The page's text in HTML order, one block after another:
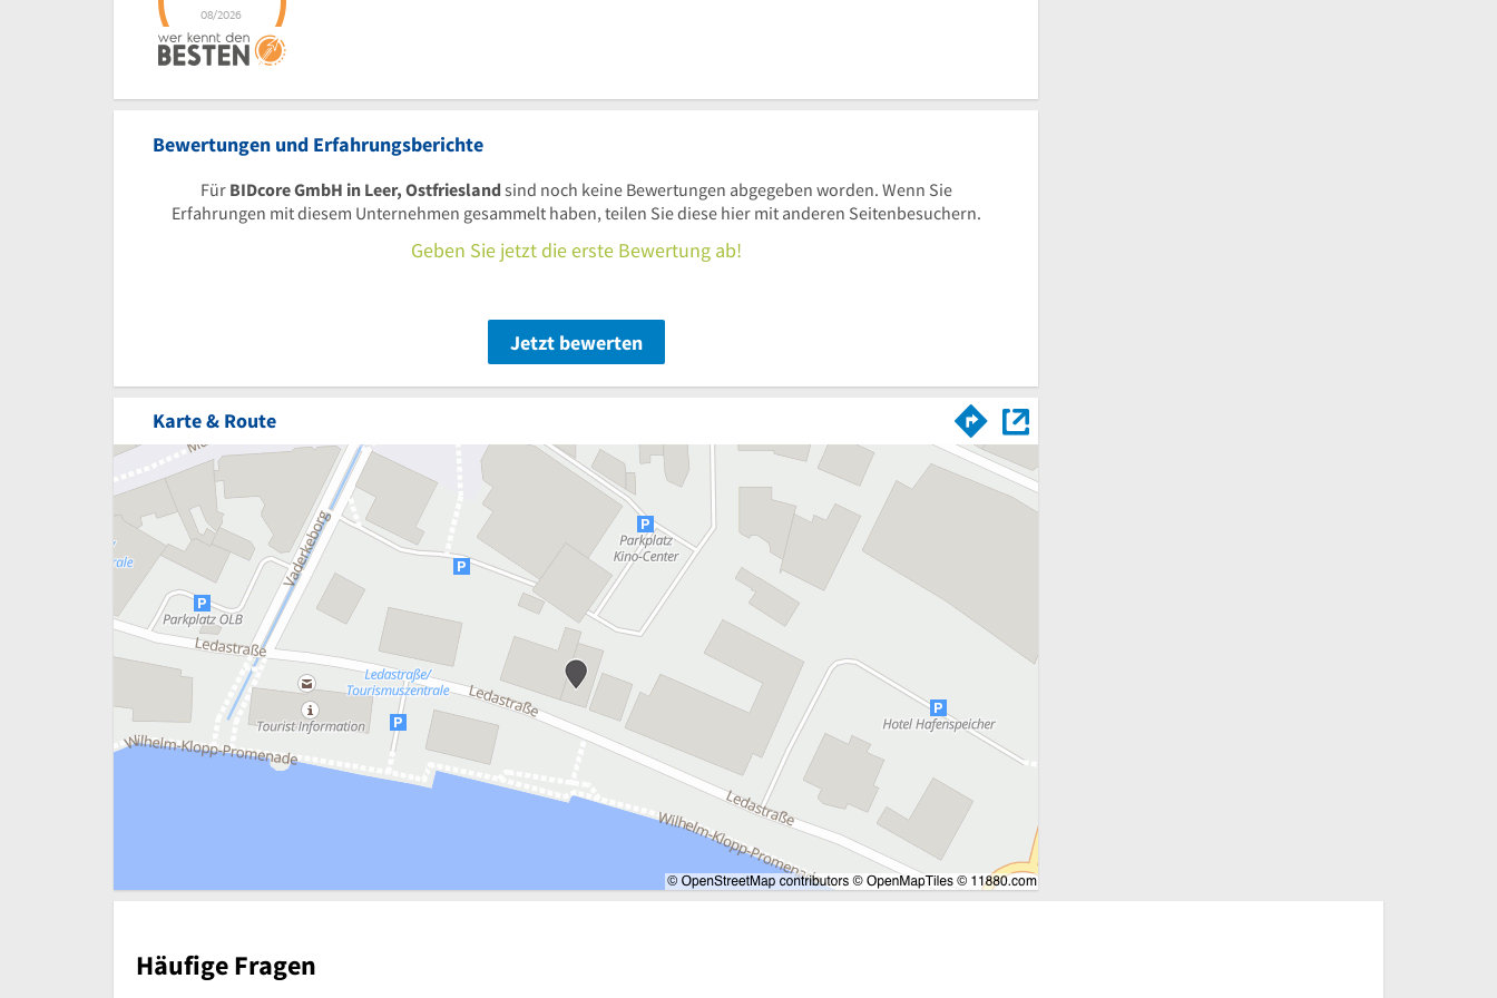
Bewertungen und Erfahrungsberichte
Für BIDcore GmbH in Leer, Ostfriesland sind noch keine Bewertungen abgegeben worden. Wenn Sie
Erfahrungen mit diesem Unternehmen gesammelt haben, teilen Sie diese hier mit anderen Seitenbesuchern.
Geben Sie jetzt die erste Bewertung ab!
Jetzt bewerten
Karte & Route
Häufige Fragen